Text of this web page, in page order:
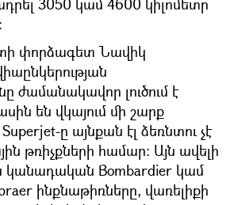
փորձագետ Նավիկ
ժամանակավոր լուծում է
են վկայում մի շարք
ը այնքան էլ ձեռնտու չէ
թռիչքների համար։ Այն ավելի
կանադական Bombardier կամ
ինքնաթիռները, վառելիքի